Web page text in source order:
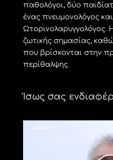
παθολόγοι, δύο
ένας πνευμονολόγος
Ωτορινολαρυγγολόγος.
ζωτικής σημασίας,
που βρίσκονται στην
περίθαλψης.
Ίσως σας